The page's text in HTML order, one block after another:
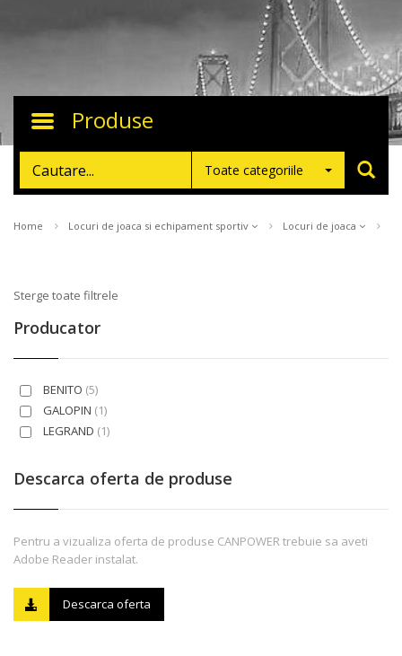
Toggle
Produse
Toate categoriile
Home Locuri de joaca si echipament sportiv Locuri de joaca
Sterge toate filtrele
Producator
BENITO (5)
GALOPIN (1)
LEGRAND (1)
Descarca oferta de produse
Pentru a vizualiza oferta de produse CANPOWER trebuie sa aveti
Adobe Reader instalat.
Descarca oferta